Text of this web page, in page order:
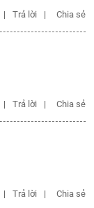
Trả lời Chia sẻ
Trả lời Chia sẻ
Trả lời Chia sẻ